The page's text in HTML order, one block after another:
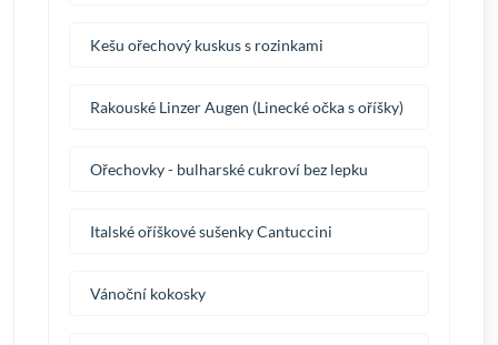
Kešu ořechový kuskus s rozinkami
Rakouské Linzer Augen (Linecké očka s oříšky)
Ořechovky - bulharské cukroví bez lepku
Italské oříškové sušenky Cantuccini
Vánoční kokosky